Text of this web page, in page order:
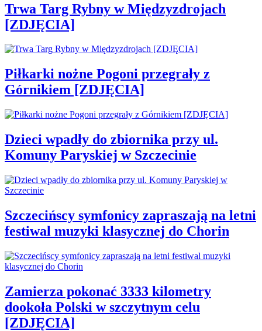
Trwa Targ Rybny w Międzyzdrojach
[ZDJĘCIA]
Piłkarki nożne Pogoni przegrały z
Górnikiem [ZDJĘCIA]
Dzieci wpadły do zbiornika przy ul.
Komuny Paryskiej w Szczecinie
Szczecińscy symfonicy zapraszają na letni
festiwal muzyki klasycznej do Chorin
Zamierza pokonać 3333 kilometry
dookoła Polski w szczytnym celu
[ZDJĘCIA]